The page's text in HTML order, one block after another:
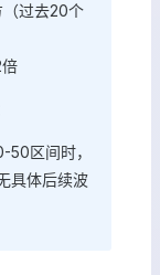
过去20个
50区间时，
具体后续波